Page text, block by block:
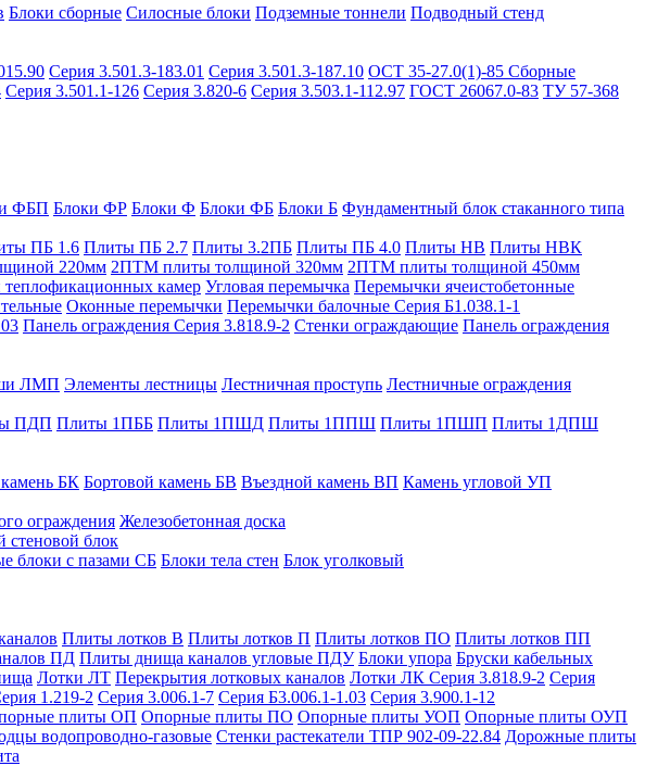
Блоки сборные Силосные блоки Подземные тоннели Подводный стенд
Серия 3.501.3-183.01 Серия 3.501.3-187.10 ОСТ 35-27.0(1)-85 Сборные
Серия 3.501.1-126 Серия 3.820-6 Серия 3.503.1-112.97 ГОСТ 26067.0-83 ТУ 57-368
ФБП Блоки ФР Блоки Ф Блоки ФБ Блоки Б Фундаментный блок стаканного типа
ПБ 1.6 Плиты ПБ 2.7 Плиты 3.2ПБ Плиты ПБ 4.0 Плиты НВ Плиты НВК
220мм 2ПТМ плиты толщиной 320мм 2ПТМ плиты толщиной 450мм
камер Угловая перемычка Перемычки ячеистобетонные
Оконные перемычки Перемычки балочные Серия Б1.038.1-1
Панель ограждения Серия 3.818.9-2 Стенки ограждающие Панель ограждения
ЛМП Элементы лестницы Лестничная проступь Лестничные ограждения
ПДП Плиты 1ПББ Плиты 1ПШД Плиты 1ППШ Плиты 1ПШП Плиты 1ДПШ
БК Бортовой камень БВ Въездной камень ВП Камень угловой УП
ограждения Железобетонная доска
стеновой блок
блоки с пазами СБ Блоки тела стен Блок уголковый
Плиты лотков В Плиты лотков П Плиты лотков ПО Плиты лотков ПП
ПД Плиты днища каналов угловые ПДУ Блоки упора Бруски кабельных
Лотки ЛТ Перекрытия лотковых каналов Лотки ЛК Серия 3.818.9-2 Серия
1.219-2 Серия 3.006.1-7 Серия Б3.006.1-1.03 Серия 3.900.1-12
плиты ОП Опорные плиты ПО Опорные плиты УОП Опорные плиты ОУП
водопроводно-газовые Стенки растекатели ТПР 902-09-22.84 Дорожные плиты